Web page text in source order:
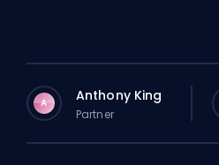
A Anthony King
Partner